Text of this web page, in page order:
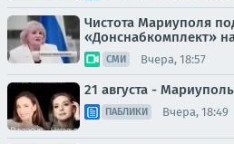
Чистота Мариуполя
«Донснабкомплект»
СМИ Вчера, 18:57
21 августа -
ПАБЛИКИ Вчера, 18:49